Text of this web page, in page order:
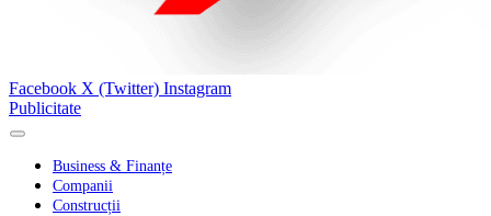
Facebook X (Twitter) Instagram
Publicitate
Business & Finanțe
Companii
Construcții